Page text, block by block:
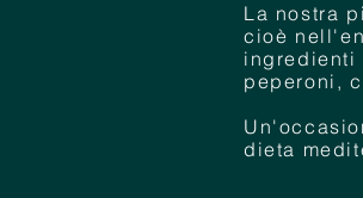
La nostra
cioè
ingredienti
peperoni,
dieta